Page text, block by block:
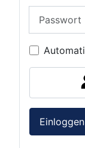
Einloggen